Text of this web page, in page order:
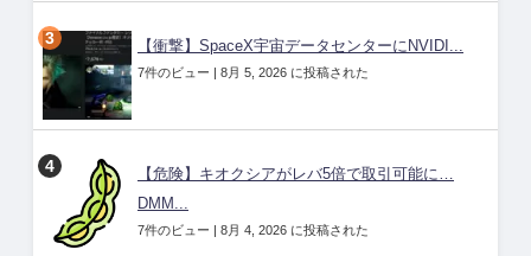
【衝撃】SpaceX宇宙データセンターにNVIDI...
7件のビュー | 8月 5, 2026 に投稿された
【危険】キオクシアがレバ5倍で取引可能に…
DMM...
7件のビュー | 8月 4, 2026 に投稿された